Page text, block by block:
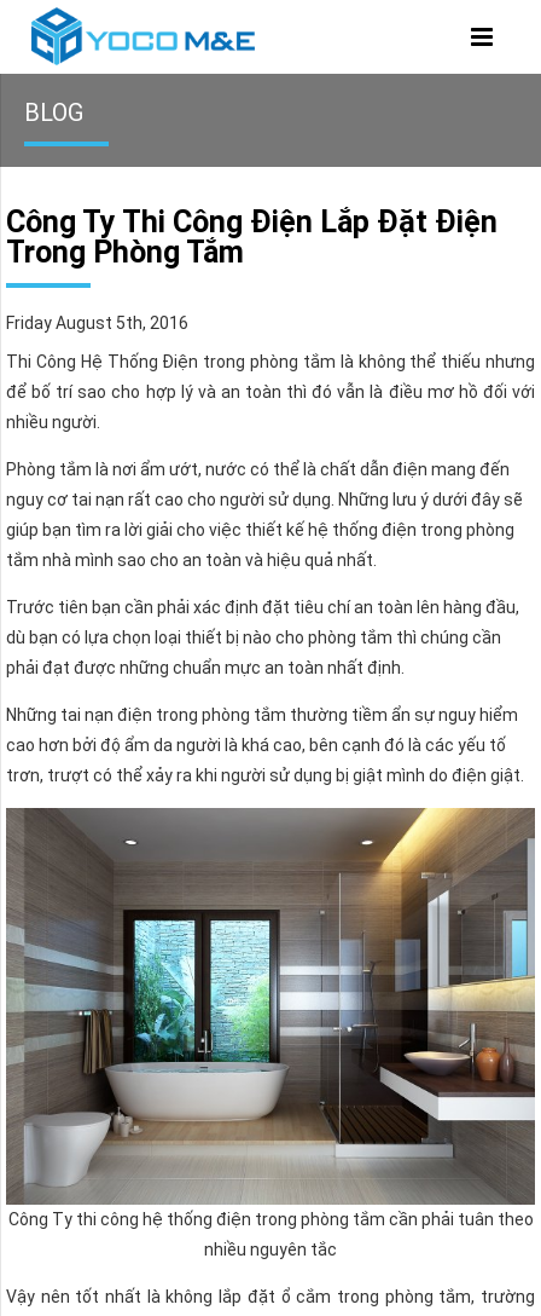
BLOG
Công Ty Thi Công Điện Lắp Đặt Điện
Trong Phòng Tắm
Friday August 5th, 2016
Thi Công Hệ Thống Điện trong phòng tắm là không thể thiếu nhưng
để bố trí sao cho hợp lý và an toàn thì đó vẫn là điều mơ hồ đối với
nhiều người.
Phòng tắm là nơi ẩm ướt, nước có thể là chất dẫn điện mang đến
nguy cơ tai nạn rất cao cho người sử dụng. Những lưu ý dưới đây sẽ
giúp bạn tìm ra lời giải cho việc thiết kế hệ thống điện trong phòng
tắm nhà mình sao cho an toàn và hiệu quả nhất.
Trước tiên bạn cần phải xác định đặt tiêu chí an toàn lên hàng đầu,
dù bạn có lựa chọn loại thiết bị nào cho phòng tắm thì chúng cần
phải đạt được những chuẩn mực an toàn nhất định.
Những tai nạn điện trong phòng tắm thường tiềm ẩn sự nguy hiểm
cao hơn bởi độ ẩm da người là khá cao, bên cạnh đó là các yếu tố
trơn, trượt có thể xảy ra khi người sử dụng bị giật mình do điện giật.
Công Ty thi công hệ thống điện trong phòng tắm cần phải tuân theo
nhiều nguyên tắc
Vậy nên tốt nhất là không lắp đặt ổ cắm trong phòng tắm, trường